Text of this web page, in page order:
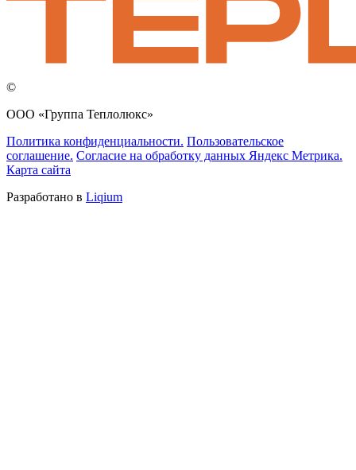
©
ООО «Группа Теплолюкс»
Политика конфиденциальности. Пользовательское
соглашение. Согласие на обработку данных Яндекс Метрика.
Карта сайта
Разработано в Liqium